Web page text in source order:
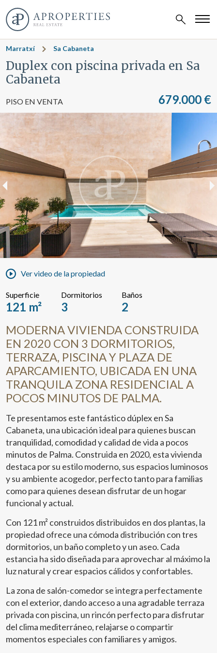
Marratxí Sa Cabaneta
Duplex con piscina privada en Sa
Cabaneta
PISO EN VENTA 679.000 €
Ver video de la propiedad
Superficie
121 m²
Dormitorios
3
Baños
2
MODERNA VIVIENDA CONSTRUIDA
EN 2020 CON 3 DORMITORIOS,
TERRAZA, PISCINA Y PLAZA DE
APARCAMIENTO, UBICADA EN UNA
TRANQUILA ZONA RESIDENCIAL A
POCOS MINUTOS DE PALMA.
Te presentamos este fantástico dúplex en Sa
Cabaneta, una ubicación ideal para quienes buscan
tranquilidad, comodidad y calidad de vida a pocos
minutos de Palma. Construida en 2020, esta vivienda
destaca por su estilo moderno, sus espacios luminosos
y su ambiente acogedor, perfecto tanto para familias
como para quienes desean disfrutar de un hogar
funcional y actual.
Con 121 m² construidos distribuidos en dos plantas, la
propiedad ofrece una cómoda distribución con tres
dormitorios, un baño completo y un aseo. Cada
estancia ha sido diseñada para aprovechar al máximo la
luz natural y crear espacios cálidos y confortables.
La zona de salón-comedor se integra perfectamente
con el exterior, dando acceso a una agradable terraza
privada con piscina, un rincón perfecto para disfrutar
del clima mediterráneo, relajarse o compartir
momentos especiales con familiares y amigos.
Modificar cookies